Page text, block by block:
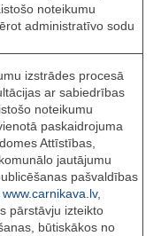
noteikumu
administratīvo sodu
izstrādes procesā
ar sabiedrības
noteikumu
paskaidrojuma
Attīstības,
jautājumu
pašvaldības
www.carnikava.lv,
pārstāvju izteikto
būtiskākos no